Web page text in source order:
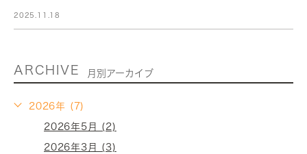
2025.11.18
ARCHIVE 月別アーカイブ
2026年 (7)
2026年5月 (2)
2026年3月 (3)